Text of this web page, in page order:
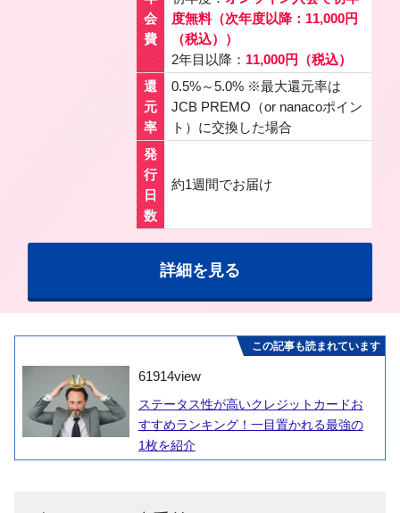
会
費
度無料（次年度以降：11,000円
（税込））
2年目以降： 11,000円（税込）
還
元
率
0.5%～5.0% ※最大還元率は
JCB PREMO（or nanacoポイン
ト）に交換した場合
発
行
日
数
約1週間でお届け
詳細を見る
この記事も読まれています
61914view
ステータス性が高いクレジットカードお
すすめランキング！一目置かれる最強の
1枚を紹介